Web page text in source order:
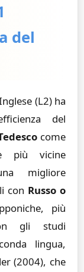
del
(L2) ha
del
come
più vicine
migliore
con Russo o
più
gli studi
lingua,
(2004), che